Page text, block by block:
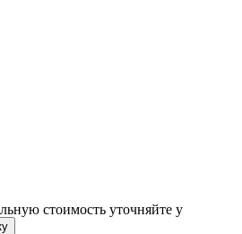
стоимость уточняйте у